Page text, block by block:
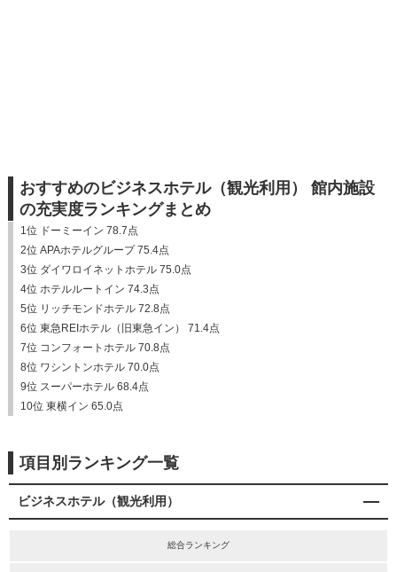
おすすめのビジネスホテル（観光利用） 館内施設
の充実度ランキングまとめ
1位 ドーミーイン 78.7点
2位 APAホテルグループ 75.4点
3位 ダイワロイネットホテル 75.0点
4位 ホテルルートイン 74.3点
5位 リッチモンドホテル 72.8点
6位 東急REIホテル（旧東急イン） 71.4点
7位 コンフォートホテル 70.8点
8位 ワシントンホテル 70.0点
9位 スーパーホテル 68.4点
10位 東横イン 65.0点
項目別ランキング一覧
ビジネスホテル（観光利用）
総合ランキング